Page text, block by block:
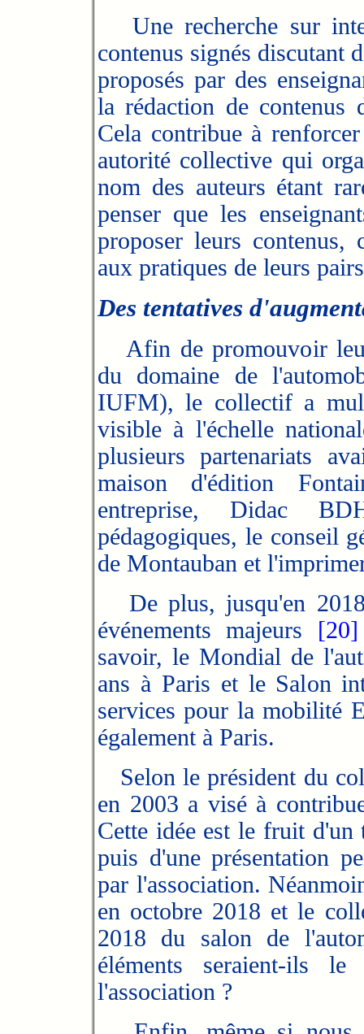
Une recherche sur
contenus signés discutant
proposés par des
la rédaction de contenus
Cela contribue à
autorité collective qui
nom des auteurs étant
penser que les
proposer leurs
aux pratiques de leurs
Des tentatives
Afin de promouvoir
du domaine de
IUFM), le collectif a
visible à l'échelle
plusieurs partenariats
maison d'édition
entreprise, Didac
pédagogiques, le conseil
de Montauban et
De plus, jusqu'en
événements majeurs [20]
savoir, le Mondial de
ans à Paris et le Salon
services pour la mobilité
également à Paris.
Selon le président du
en 2003 a visé à
Cette idée est le fruit
puis d'une présentation
par l'association.
en octobre 2018 et le
2018 du salon de
éléments seraient-ils
l'association ?